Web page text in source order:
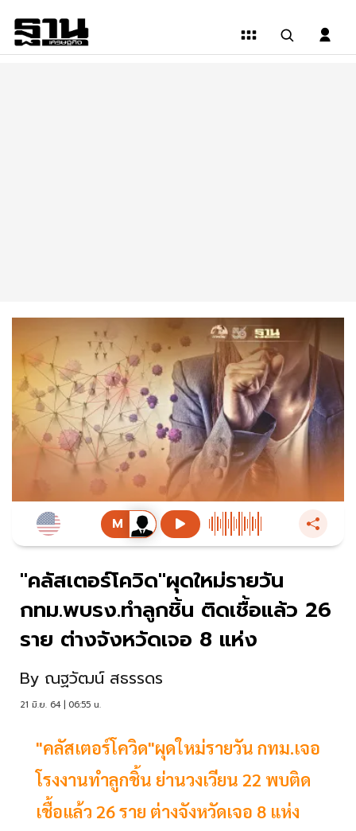
"คลัสเตอร์โควิด"ผุดใหม่รายวัน
กทม.พบรง.ทำลูกชิ้น ติดเชื้อแล้ว 26
ราย ต่างจังหวัดเจอ 8 แห่ง
By ณฐวัฒน์ สธรรดร
21 มิ.ย. 64 | 06:55 น.
"คลัสเตอร์โควิด"ผุดใหม่รายวัน กทม.เจอ
โรงงานทำลูกชิ้น ย่านวงเวียน 22 พบติด
เชื้อแล้ว 26 ราย ต่างจังหวัดเจอ 8 แห่ง